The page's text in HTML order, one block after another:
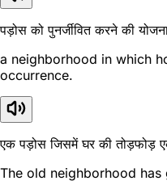
पड़ोस को पुनर्जीवित करने की
a neighborhood in which
occurrence.
एक पड़ोस जिसमें घर की तोड़फोड़
The old neighborhood has